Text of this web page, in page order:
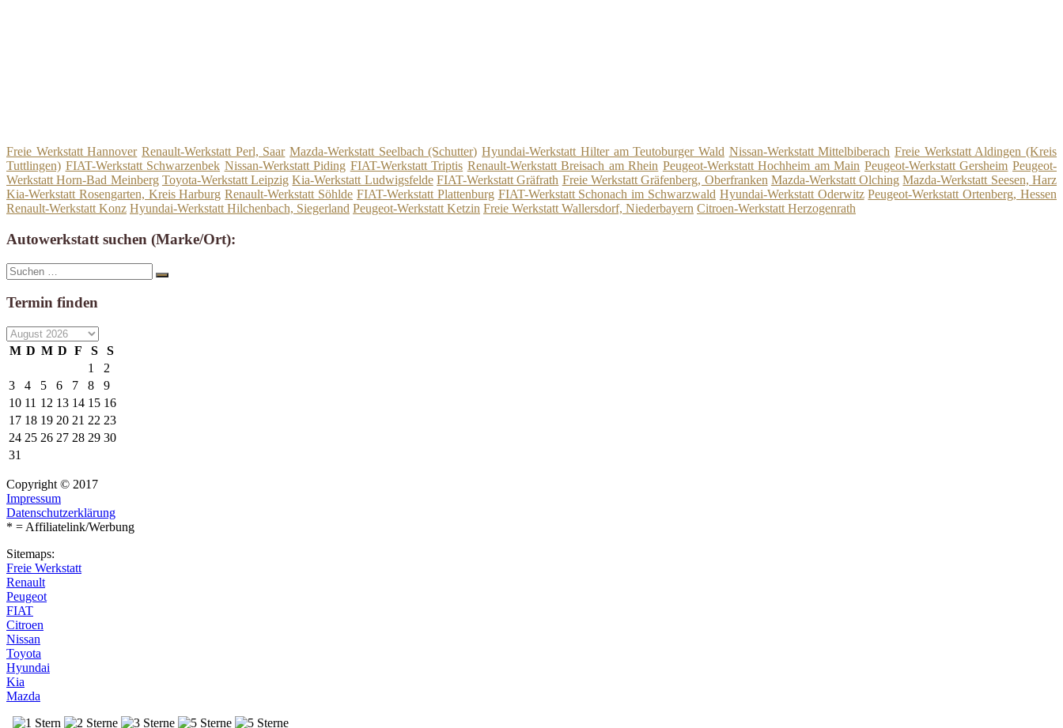
Freie Werkstatt Hannover Renault-Werkstatt Perl, Saar Mazda-Werkstatt Seelbach (Schutter) Hyundai-Werkstatt Hilter am Teutoburger Wald Nissan-Werkstatt Mittelbiberach Freie Werkstatt Aldingen (Kreis
Tuttlingen) FIAT-Werkstatt Schwarzenbek Nissan-Werkstatt Piding FIAT-Werkstatt Triptis Renault-Werkstatt Breisach am Rhein Peugeot-Werkstatt Hochheim am Main Peugeot-Werkstatt Gersheim Peugeot-
Werkstatt Horn-Bad Meinberg Toyota-Werkstatt Leipzig Kia-Werkstatt Ludwigsfelde FIAT-Werkstatt Gräfrath Freie Werkstatt Gräfenberg, Oberfranken Mazda-Werkstatt Olching Mazda-Werkstatt Seesen, Harz
Kia-Werkstatt Rosengarten, Kreis Harburg Renault-Werkstatt Söhlde FIAT-Werkstatt Plattenburg FIAT-Werkstatt Schonach im Schwarzwald Hyundai-Werkstatt Oderwitz Peugeot-Werkstatt Ortenberg, Hessen
Renault-Werkstatt Konz Hyundai-Werkstatt Hilchenbach, Siegerland Peugeot-Werkstatt Ketzin Freie Werkstatt Wallersdorf, Niederbayern Citroen-Werkstatt Herzogenrath
Autowerkstatt suchen (Marke/Ort):
Suche
nach:
Suchen
Termin finden
M D M D F S
S
1
2
3
4 5 6 7 8
9
10 11 12 13 14 15 16
17 18 19 20 21 22 23
24 25 26 27 28 29 30
31
Copyright © 2017
Impressum
Datenschutzerklärung
* = Affiliatelink/Werbung
Sitemaps:
Freie Werkstatt
Renault
Peugeot
FIAT
Citroen
Nissan
Toyota
Hyundai
Kia
Mazda